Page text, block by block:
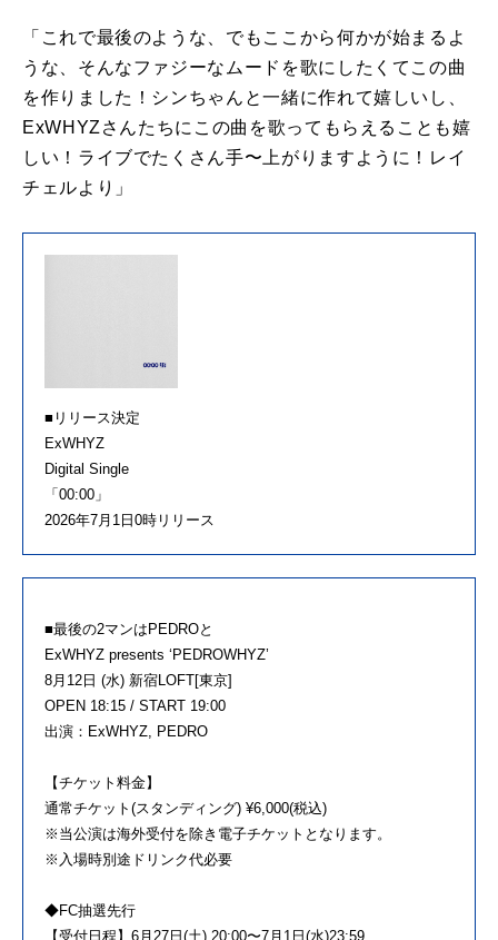
「これで最後のような、でもここから何かが始まるよ
うな、そんなファジーなムードを歌にしたくてこの曲
を作りました！シンちゃんと一緒に作れて嬉しいし、
ExWHYZさんたちにこの曲を歌ってもらえることも嬉
しい！ライブでたくさん手〜上がりますように！レイ
チェルより」
■リリース決定
ExWHYZ
Digital Single
「00:00」
2026年7月1日0時リリース
■最後の2マンはPEDROと
ExWHYZ presents ‘PEDROWHYZ’
8月12日 (水) 新宿LOFT[東京]
OPEN 18:15 / START 19:00
出演：ExWHYZ, PEDRO
【チケット料金】
通常チケット(スタンディング) ¥6,000(税込)
※当公演は海外受付を除き電子チケットとなります。
※入場時別途ドリンク代必要
◆FC抽選先行
【受付日程】6月27日(土) 20:00〜7月1日(水)23:59